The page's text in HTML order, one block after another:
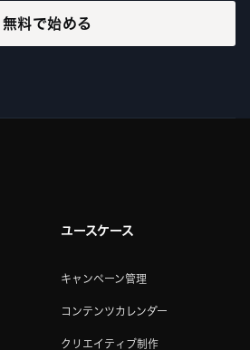
無料で始める
ユースケース
キャンペーン管理
コンテンツカレンダー
クリエイティブ制作